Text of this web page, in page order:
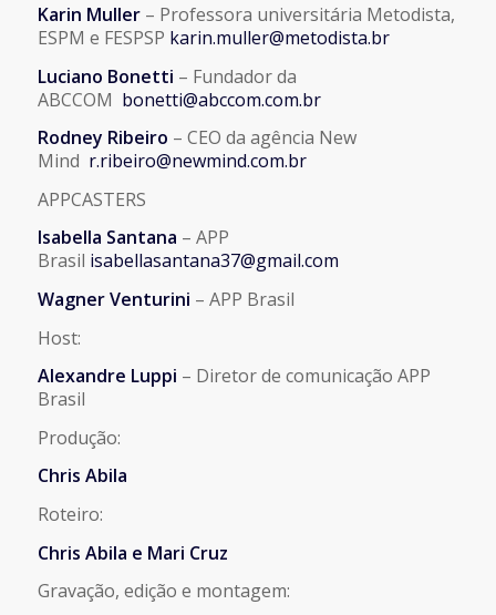
Karin Muller– Professora universitária Metodista,
ESPM e FESPSP karin.muller@metodista.br
Luciano Bonetti – Fundador da
ABCCOM bonetti@abccom.com.br
Rodney Ribeiro – CEO da agência New
Mind r.ribeiro@newmind.com.br
APPCASTERS
Isabella Santana – APP
Brasil isabellasantana37@gmail.com
Wagner Venturini – APP Brasil
Host:
Alexandre Luppi – Diretor de comunicação APP
Brasil
Produção:
Chris Abila
Roteiro:
Chris Abila e Mari Cruz
Gravação, edição e montagem: